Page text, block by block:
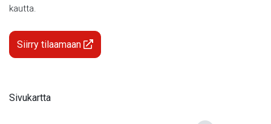
kautta.
Siirry tilaamaan
Sivukartta